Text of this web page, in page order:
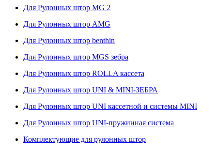
Для Рулонных штор MG 2
Для Рулонных штор AMG
Для Рулонных штор benthin
Для Рулонных штор MGS зебра
Для Рулонных штор ROLLA кассета
Для Рулонных штор UNI & MINI-ЗЕБРА
Для Рулонных штор UNI кассетной и системы MINI
Для Рулонных штор UNI-пружинная система
Комплектующие для рулонных штор